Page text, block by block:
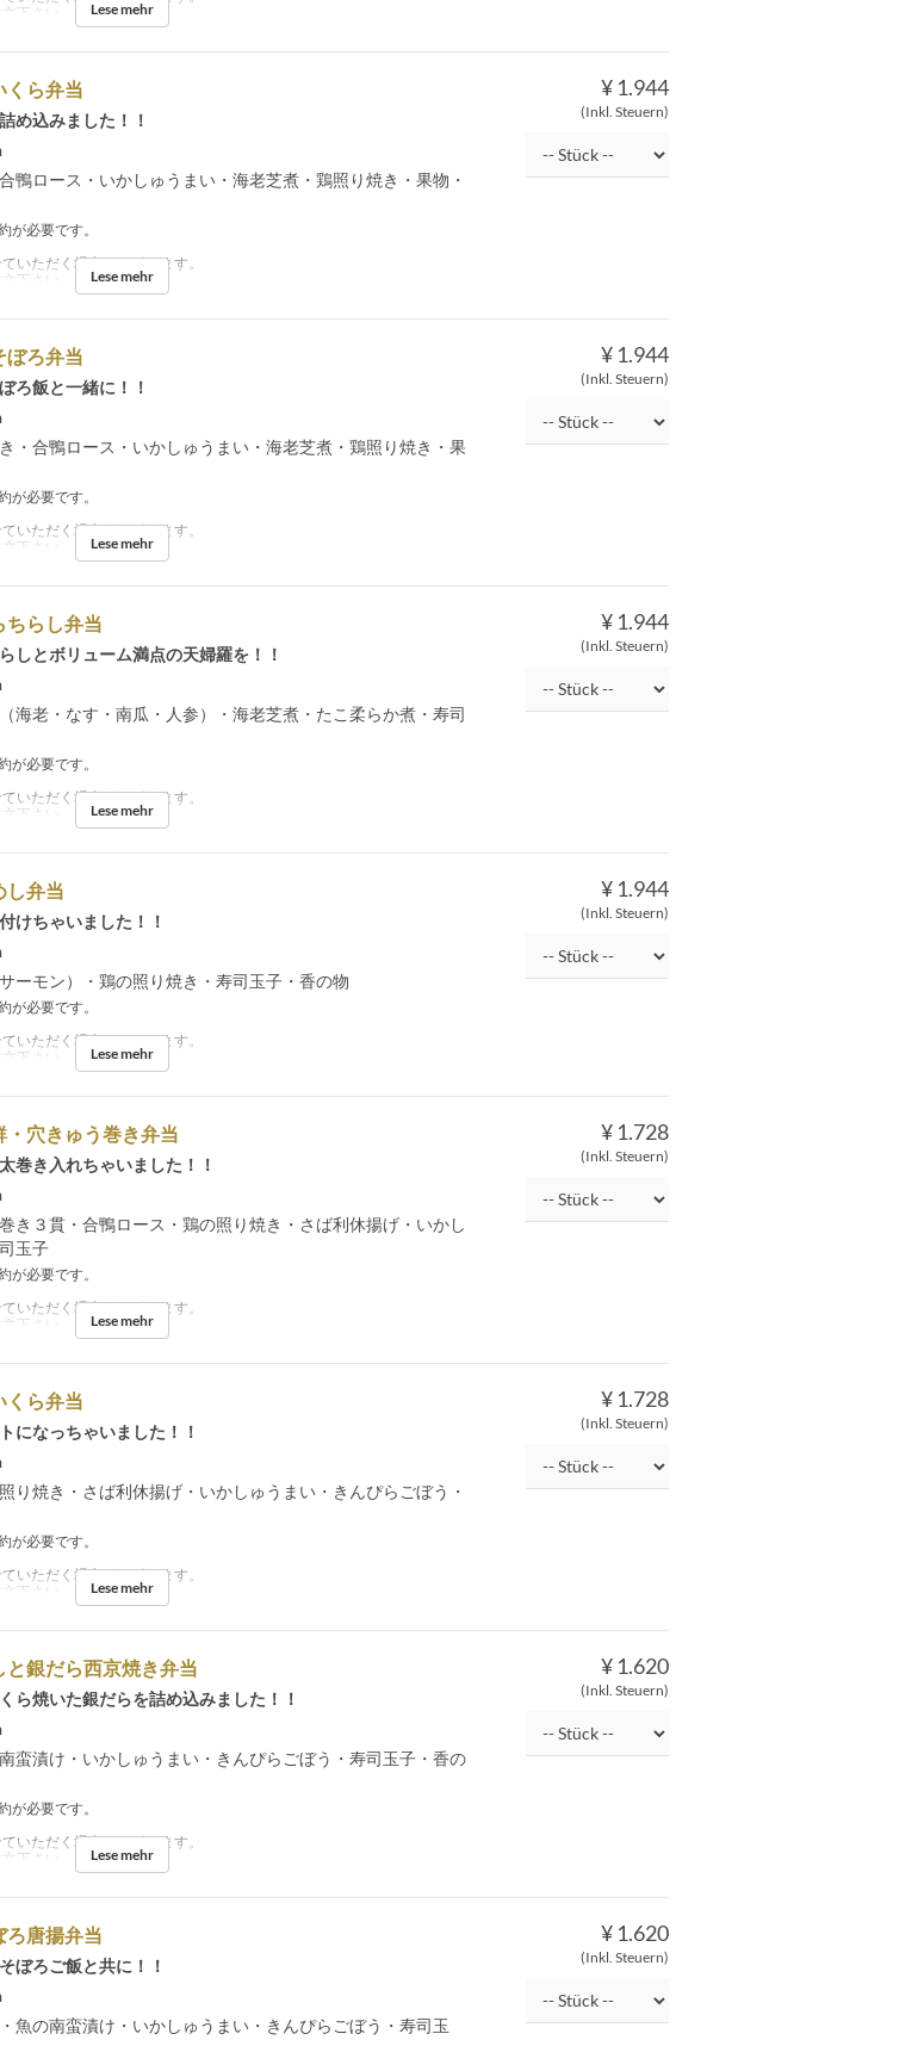
下さい。
Lese mehr
¥ 1.944
(Inkl. Steuern)
くら弁当
め込みました！！
鴨ロース・いかしゅうまい・海老芝煮・鶏照り焼き・果物・
が必要です。
いただく場合がございます。
下さい。
Lese mehr
¥ 1.944
(Inkl. Steuern)
ぼろ弁当
ろ飯と一緒に！！
・合鴨ロース・いかしゅうまい・海老芝煮・鶏照り焼き・果
が必要です。
いただく場合がございます。
下さい。
Lese mehr
¥ 1.944
(Inkl. Steuern)
ちらし弁当
しとボリューム満点の天婦羅を！！
海老・なす・南瓜・人参）・海老芝煮・たこ柔らか煮・寿司
が必要です。
いただく場合がございます。
下さい。
Lese mehr
¥ 1.944
(Inkl. Steuern)
し弁当
けちゃいました！！
ーモン）・鶏の照り焼き・寿司玉子・香の物
が必要です。
いただく場合がございます。
下さい。
Lese mehr
¥ 1.728
(Inkl. Steuern)
・穴きゅう巻き弁当
巻き入れちゃいました！！
き３貫・合鴨ロース・鶏の照り焼き・さば利休揚げ・いかし
玉子
が必要です。
いただく場合がございます。
下さい。
Lese mehr
¥ 1.728
(Inkl. Steuern)
くら弁当
になっちゃいました！！
り焼き・さば利休揚げ・いかしゅうまい・きんぴらごぼう・
が必要です。
いただく場合がございます。
下さい。
Lese mehr
¥ 1.620
(Inkl. Steuern)
と銀だら西京焼き弁当
ら焼いた銀だらを詰め込みました！！
蛮漬け・いかしゅうまい・きんぴらごぼう・寿司玉子・香の
が必要です。
いただく場合がございます。
下さい。。
Lese mehr
¥ 1.620
(Inkl. Steuern)
ろ唐揚弁当
ぼろご飯と共に！！
魚の南蛮漬け・いかしゅうまい・きんぴらごぼう・寿司玉